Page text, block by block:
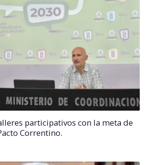
participativos con la meta de
Correntino.